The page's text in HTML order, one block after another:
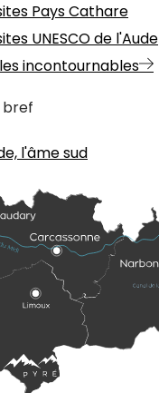
Pays Cathare
UNESCO de l'Aude
incontournables
bref
l'âme sud